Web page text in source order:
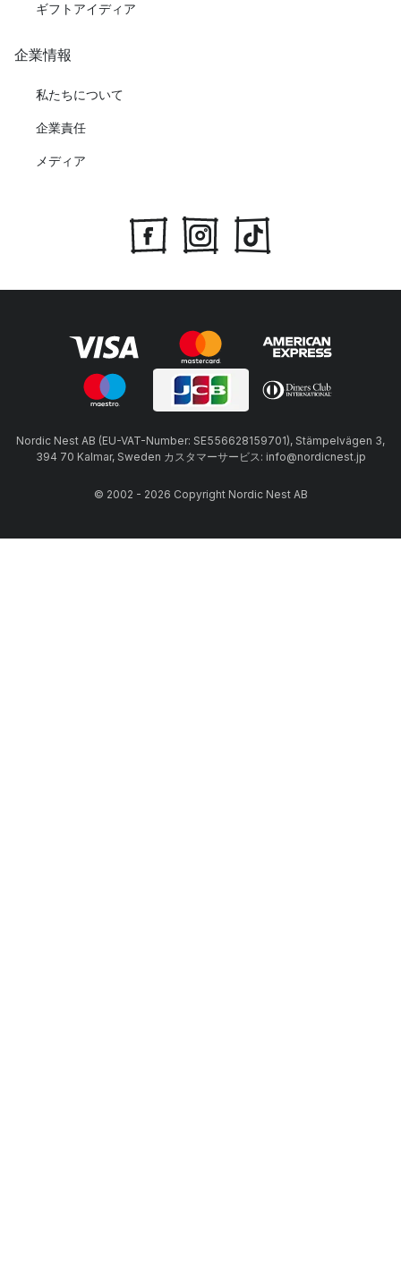
ギフトアイディア
企業情報
私たちについて
企業責任
メディア
Nordic Nest AB (EU-VAT-Number: SE556628159701), Stämpelvägen 3,
394 70 Kalmar, Sweden カスタマーサービス: info@nordicnest.jp
© 2002 - 2026 Copyright Nordic Nest AB